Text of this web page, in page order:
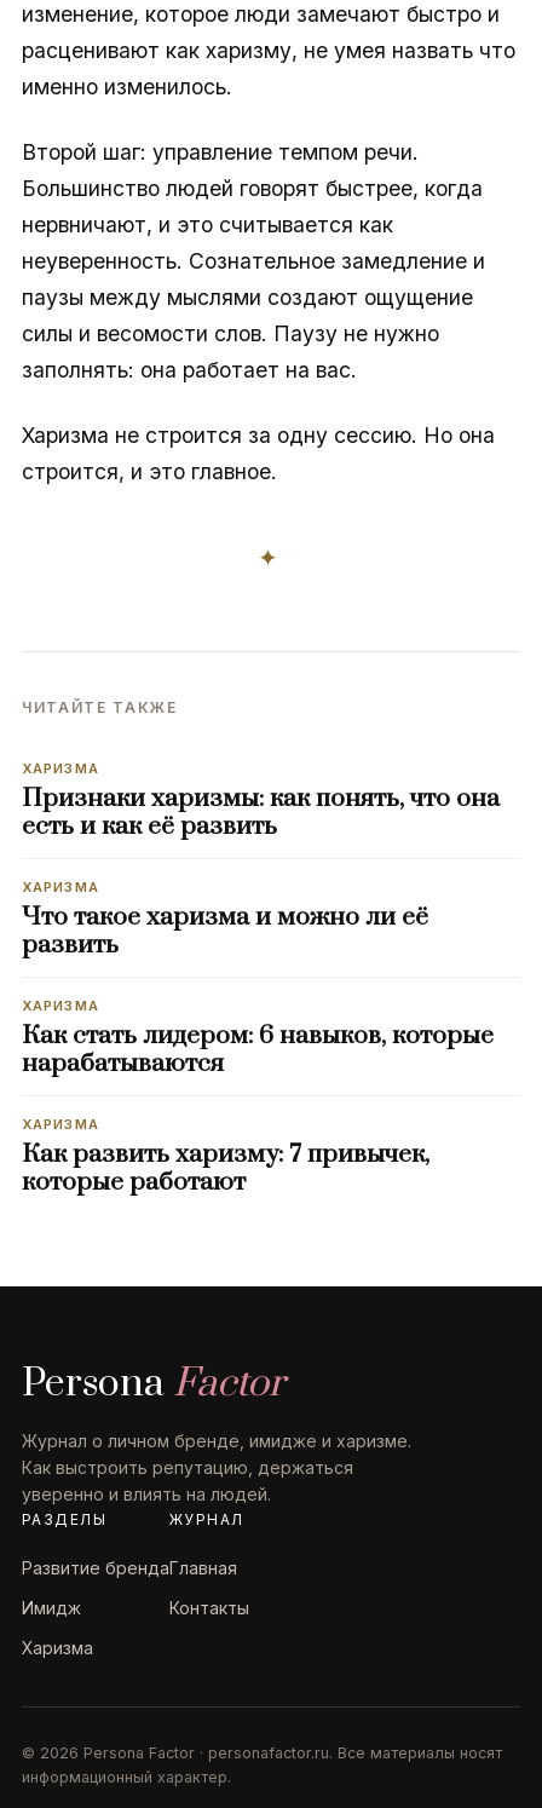
изменение, которое люди замечают быстро и
расценивают как харизму, не умея назвать что
именно изменилось.
Второй шаг: управление темпом речи.
Большинство людей говорят быстрее, когда
нервничают, и это считывается как
неуверенность. Сознательное замедление и
паузы между мыслями создают ощущение
силы и весомости слов. Паузу не нужно
заполнять: она работает на вас.
Харизма не строится за одну сессию. Но она
строится, и это главное.
✦
ЧИТАЙТЕ ТАКЖЕ
ХАРИЗМА
Признаки харизмы: как понять, что она
есть и как её развить
ХАРИЗМА
Что такое харизма и можно ли её
развить
ХАРИЗМА
Как стать лидером: 6 навыков, которые
нарабатываются
ХАРИЗМА
Как развить харизму: 7 привычек,
которые работают
PersonaFactor
Журнал о личном бренде, имидже и харизме.
Как выстроить репутацию, держаться
уверенно и влиять на людей.
РАЗДЕЛЫ
Развитие бренда
Имидж
Харизма
ЖУРНАЛ
Главная
Контакты
© 2026 Persona Factor · personafactor.ru. Все материалы носят
информационный характер.